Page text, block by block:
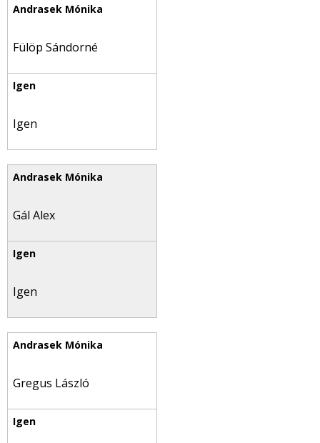
Fülöp Sándorné
Igen
Gál Alex
Igen
Gregus László